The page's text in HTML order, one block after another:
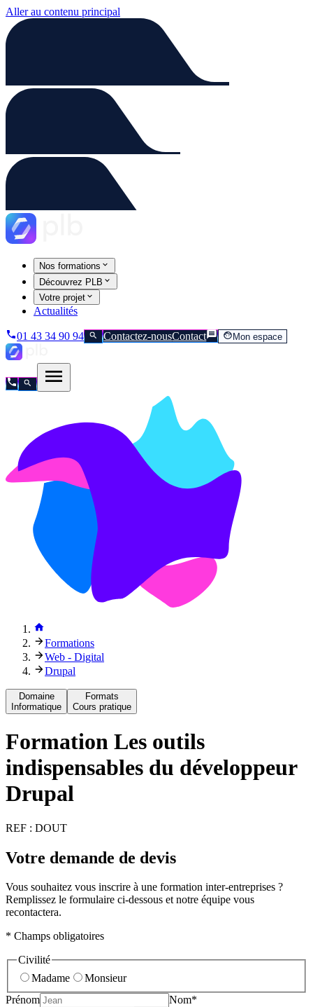
Aller au contenu principal
Nos formations
Découvrez PLB
Votre projet
Actualités
01 43 34 90 94 Contactez-nousContact Mon espace
Formations
Web - Digital
Drupal
Domaine
Informatique
Formats
Cours pratique
Formation Les outils
indispensables du développeur
Drupal
REF : DOUT
Votre demande de devis
Vous souhaitez vous inscrire à une formation inter-entreprises ?
Remplissez le formulaire ci-dessous et notre équipe vous
recontactera.
* Champs obligatoires
Civilité
Madame
Monsieur
Prénom
Nom*